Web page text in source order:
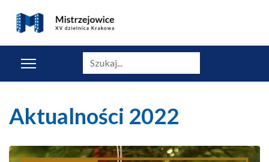
Szukaj
Aktualności 2022